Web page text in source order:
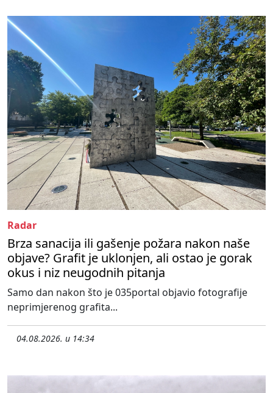
Radar
Brza sanacija ili gašenje požara nakon naše
objave? Grafit je uklonjen, ali ostao je gorak
okus i niz neugodnih pitanja
Samo dan nakon što je 035portal objavio fotografije
neprimjerenog grafita...
04.08.2026. u 14:34